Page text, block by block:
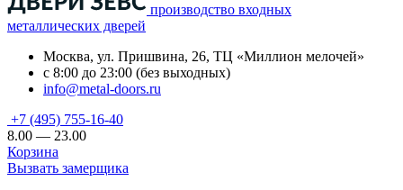
производство входных
металлических дверей
Москва, ул. Пришвина, 26, ТЦ «Миллион мелочей»
с 8:00 до 23:00 (без выходных)
info@metal-doors.ru
+7 (495) 755-16-40
8.00 — 23.00
Корзина
Вызвать замерщика